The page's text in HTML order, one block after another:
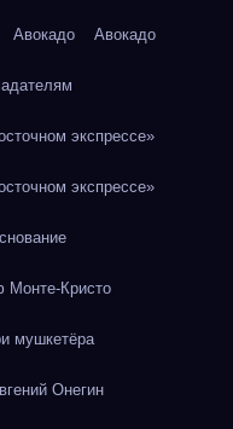
Авокадо Авокадо
экспрессе»
экспрессе»
Кристо
мушкетёра
Онегин